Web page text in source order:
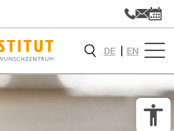
DE EN